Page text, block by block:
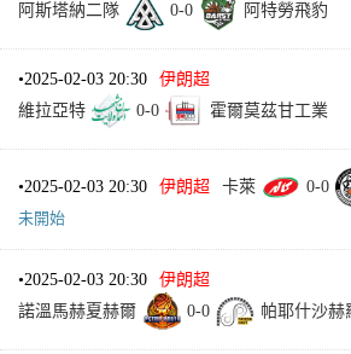
阿斯塔納二隊
0-0 阿特勞飛豹
•2025-02-03 20:30
伊朗超
維拉亞特
0-0 霍爾莫茲甘工業
•2025-02-03 20:30 伊朗超 卡萊 0-0
未開始
•2025-02-03 20:30
伊朗超
諾溫馬赫夏赫爾
0-0 帕耶什沙赫